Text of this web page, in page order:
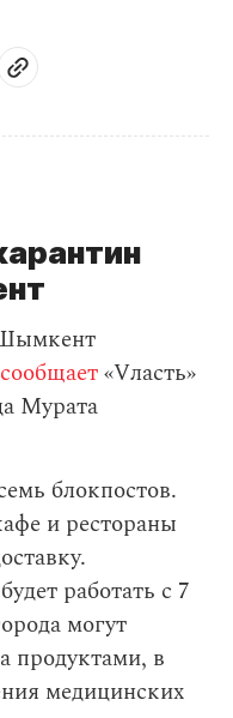
сообщает«Vласть»
Мурата
блокпостов.
и рестораны
работать с 7
могут
продуктами, в
медицинских